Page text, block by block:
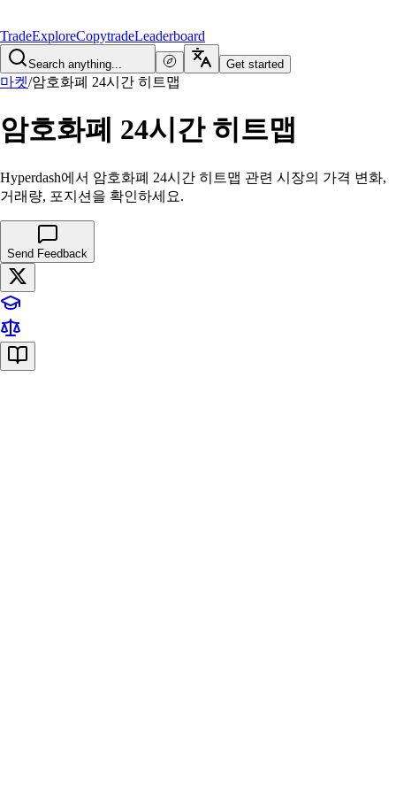
TradeExploreCopytradeLeaderboard
Search anything... Get started
마켓/암호화폐 24시간 히트맵
암호화폐 24시간 히트맵
Hyperdash에서 암호화폐 24시간 히트맵 관련 시장의 가격 변화,
거래량, 포지션을 확인하세요.
Send Feedback